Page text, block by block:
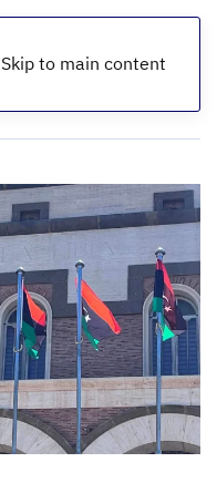
Skip to main content
الرئيسية